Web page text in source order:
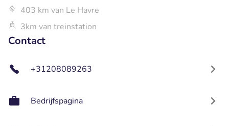
403 km van Le Havre
3km van treinstation
Contact
+31208089263
Bedrijfspagina